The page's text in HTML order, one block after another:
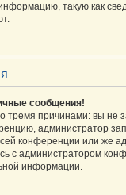
такую как
сообщения!
тремя причинами: вы не
администратор
конференции или же
с администратором
информации.